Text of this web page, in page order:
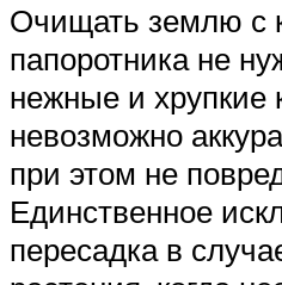
Очищать землю с
папоротника не
нежные и хрупкие
невозможно
при этом не
Единственное
пересадка в